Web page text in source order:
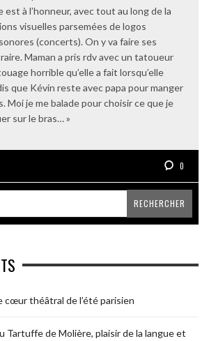
à l’honneur, avec tout au long de la
visuelles parsemées de logos
(concerts). On y va faire ses
Maman a pris rdv avec un tatoueur
horrible qu’elle a fait lorsqu’elle
que Kévin reste avec papa pour manger
Moi je me balade pour choisir ce que je
sur le bras… »
0
cœur théâtral de l’été parisien
Tartuffe de Molière, plaisir de la langue et